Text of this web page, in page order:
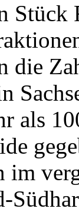
die
als
im